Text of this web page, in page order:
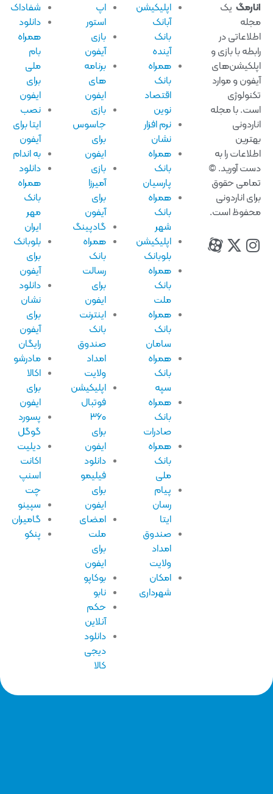
یک
در
با بازی و
و موارد
با مجله
را به
آورید. ©
حقوق
اناردونی
است.
اپلیکیشن
آبانک
آینده
همراه
اقتصاد
نرم افزار
نشان
همراه
پارسیان
همراه
اپلیکیشن
بلوبانک
همراه
همراه
سامان
همراه
همراه
صادرات
همراه
پیام
رسان
صندوق
امداد
ولایت
امکان
شهرداری
اپ
استور
بازی
آیفون
برنامه
ایفون
بازی
جاسوس
ایفون
بازی
آیفون
گادپینگ
همراه
رسالت
ایفون
اینترنت
صندوق
امداد
ولایت
اپلیکیشن
فوتبال
ایفون
دانلود
فیلیمو
ایفون
امضای
ایفون
بوکاپو
نابو
حکم
آنلاین
دانلود
دیجی
شفاداک
دانلود
همراه
ایفون
نصب
ایتا برای
آیفون
به اندام
دانلود
همراه
بلوبانک
آیفون
دانلود
نشان
آیفون
رایگان
مادرشو
اکالا
ایفون
پسورد
گوگل
دیلیت
اکانت
اسنپ
سپینو
گامیران
پنکو